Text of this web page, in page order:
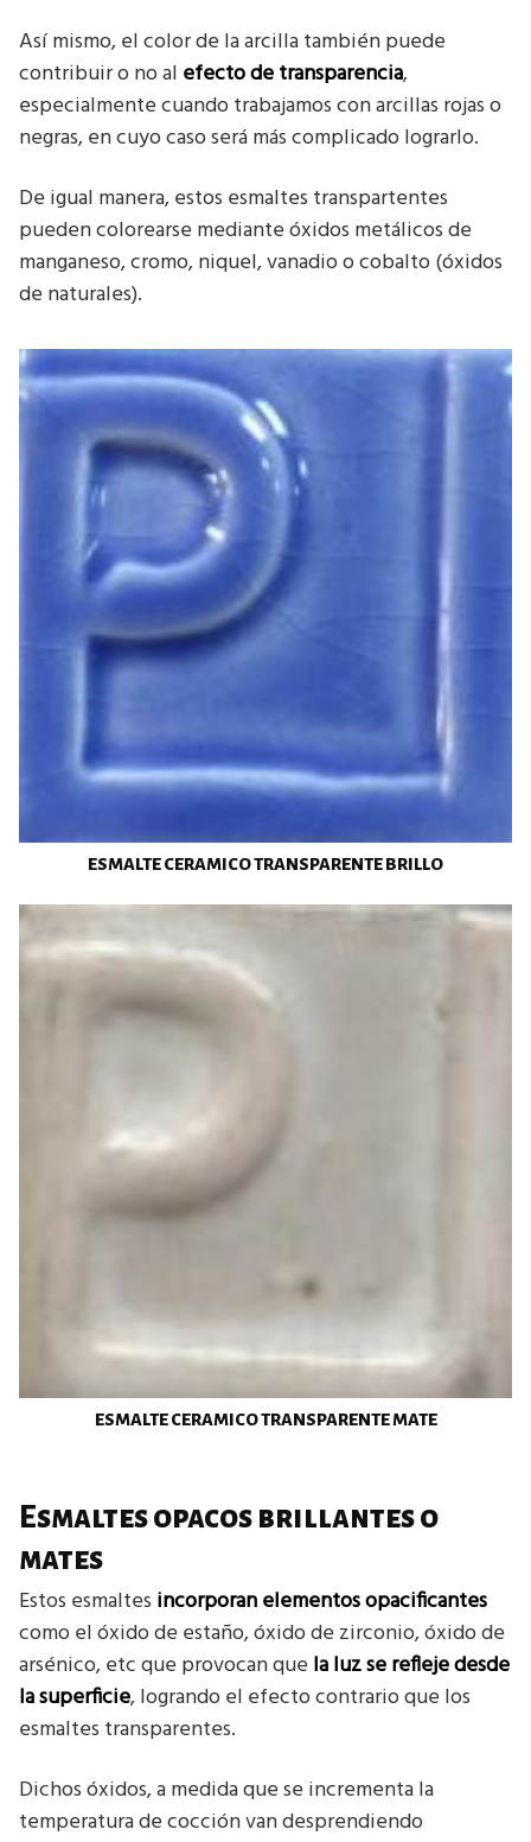
Así mismo, el color de la arcilla también puede
contribuir o no al efecto de transparencia,
especialmente cuando trabajamos con arcillas rojas o
negras, en cuyo caso será más complicado lograrlo.
De igual manera, estos esmaltes transpartentes
pueden colorearse mediante óxidos metálicos de
manganeso, cromo, niquel, vanadio o cobalto (óxidos
de naturales).
ESMALTE CERAMICO TRANSPARENTE BRILLO
ESMALTE CERAMICO TRANSPARENTE MATE
Esmaltes opacos brillantes o
mates
Estos esmaltes incorporan elementos opacificantes
como el óxido de estaño, óxido de zirconio, óxido de
arsénico, etc que provocan que la luz se refleje desde
la superficie, logrando el efecto contrario que los
esmaltes transparentes.
Dichos óxidos, a medida que se incrementa la
temperatura de cocción van desprendiendo